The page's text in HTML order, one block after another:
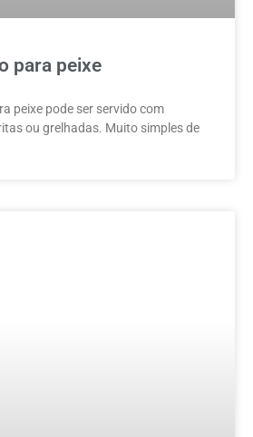
para peixe
peixe pode ser servido com
ou grelhadas. Muito simples de